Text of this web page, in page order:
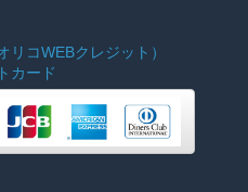
オリコWEBクレジット）
カード